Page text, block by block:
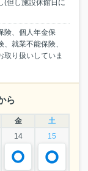
(但し施設休館日に
険、個人年金保
就業不能保険、
取り扱いしていま
ら
金
土
14 15